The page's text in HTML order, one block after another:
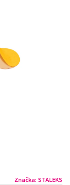
Značka: STALEKS